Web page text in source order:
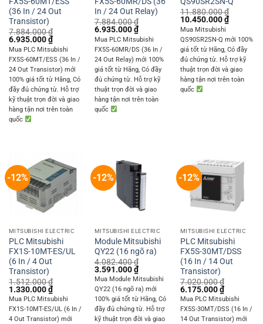
(36 In / 24 Out
Transistor)
7.884.000₫
Original
price
was:
7.884.000 ₫.
6.935.000₫Current
price
is:
6.935.000 ₫.
Mua PLC Mitsubishi
FX5S-60MT/ESS (36 In /
24 Out Transistor) mới
100% giá tốt từ Hãng, Có
đầy đủ chứng từ. Hỗ trợ
kỹ thuật trọn đời và giao
hàng tận nơi trên toàn
quốc
In / 24 Out Relay)
7.884.000₫
Original
price
was:
7.884.000 ₫.
6.935.000₫Current
price
is:
6.935.000 ₫.
Mua PLC Mitsubishi
FX5S-60MR/DS (36 In /
24 Out Relay) mới 100%
giá tốt từ Hãng, Có đầy
đủ chứng từ. Hỗ trợ kỹ
thuật trọn đời và giao
hàng tận nơi trên toàn
quốc
11.880.000₫
Original
price
was:
11.880.000 ₫.
10.450.000₫Current
price
is:
Mua Mitsubishi
QS90SR2SN-Q mới 100%
giá tốt từ Hãng, Có đầy
đủ chứng từ. Hỗ trợ kỹ
thuật trọn đời và giao
hàng tận nơi trên toàn
quốc
-12%
MITSUBISHI ELECTRIC
PLC Mitsubishi
FX1S-10MT-ES/UL
(6 In / 4 Out
Transistor)
1.512.000₫
Original
price
was:
1.512.000 ₫.
1.330.000₫Current
price
is:
1.330.000 ₫.
Mua PLC Mitsubishi
FX1S-10MT-ES/UL (6 In /
4 Out Transistor) mới
-12%
MITSUBISHI ELECTRIC
Module Mitsubishi
QY22 (16 ngõ ra)
4.082.400₫
Original
price
was:
4.082.400 ₫.
3.591.000₫Current
price
is:
3.591.000 ₫.
Mua Module Mitsubishi
QY22 (16 ngõ ra) mới
100% giá tốt từ Hãng, Có
đầy đủ chứng từ. Hỗ trợ
kỹ thuật trọn đời và giao
-12%
MITSUBISHI ELECTRIC
PLC Mitsubishi
FX5S-30MT/DSS
(16 In / 14 Out
Transistor)
7.020.000₫
Original
price
was:
7.020.000 ₫.
6.175.000₫Current
price
is:
6.175.000
Mua PLC Mitsubishi
FX5S-30MT/DSS (16 In /
14 Out Transistor) mới